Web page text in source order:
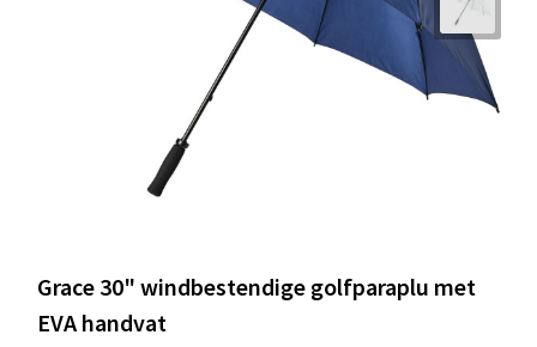
Grace 30" windbestendige golfparaplu met
EVA handvat